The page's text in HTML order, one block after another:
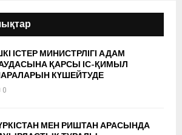
ІСТЕР МИНИСТРЛІГІ АДАМ
ҚАРСЫ ІС-ҚИМЫЛ
КҮШЕЙТУДЕ
0
МЕН РИШТАН АРАСЫНДА